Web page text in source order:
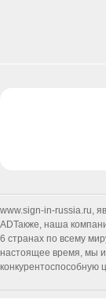
www.sign-in-russia.ru,
ADТакже, наша
6 странах по всему
настоящее время, мы
конкурентоспособную